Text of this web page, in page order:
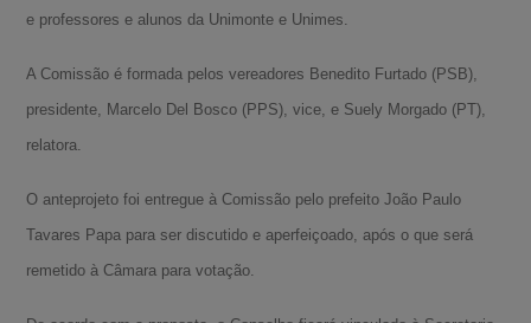
e professores e alunos da Unimonte e Unimes.
A Comissão é formada pelos vereadores Benedito Furtado (PSB),
presidente, Marcelo Del Bosco (PPS), vice, e Suely Morgado (PT),
relatora.
O anteprojeto foi entregue à Comissão pelo prefeito João Paulo
Tavares Papa para ser discutido e aperfeiçoado, após o que será
remetido à Câmara para votação.